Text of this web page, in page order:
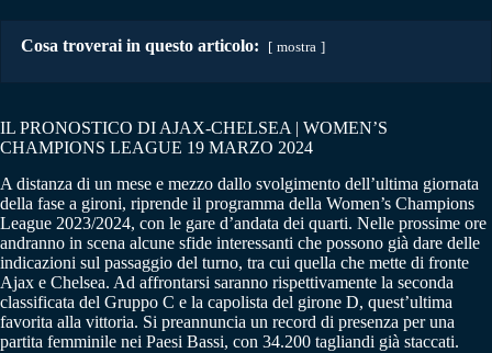
Cosa troverai in questo articolo: mostra
IL PRONOSTICO DI AJAX-CHELSEA | WOMEN’S
CHAMPIONS LEAGUE 19 MARZO 2024
A distanza di un mese e mezzo dallo svolgimento dell’ultima giornata
della fase a gironi, riprende il programma della Women’s Champions
League 2023/2024, con le gare d’andata dei quarti. Nelle prossime ore
andranno in scena alcune sfide interessanti che possono già dare delle
indicazioni sul passaggio del turno, tra cui quella che mette di fronte
Ajax e Chelsea. Ad affrontarsi saranno rispettivamente la seconda
classificata del Gruppo C e la capolista del girone D, quest’ultima
favorita alla vittoria. Si preannuncia un record di presenza per una
partita femminile nei Paesi Bassi, con 34.200 tagliandi già staccati.